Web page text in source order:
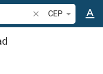
Vyhledat biblický
CEP